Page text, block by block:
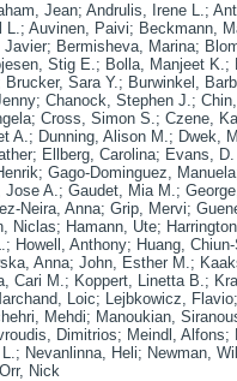
Jean; Andrulis, Irene L.;
L.; Auvinen, Paivi; Beckmann,
Javier; Bermisheva, Marina;
Stig E.; Bolla, Manjeet K.;
Brucker, Sara Y.; Burwinkel,
; Chanock, Stephen J.;
; Cross, Simon S.; Czene,
A.; Dunning, Alison M.; Dwek,
; Ellberg, Carolina; Evans,
; Gago-Dominguez, Manuela
Jose A.; Gaudet, Mia M.;
Neira, Anna; Grip, Mervi;
Niclas; Hamann, Ute;
; Howell, Anthony; Huang,
Anna; John, Esther M.;
Cari M.; Koppert, Linetta B.;
Loic; Lejbkowicz, Flavio;
Mehdi; Manoukian,
Dimitrios; Meindl, Alfons;
; Nevanlinna, Heli; Newman,
Orr, Nick